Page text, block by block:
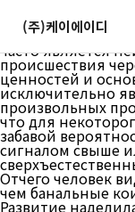
(주)케이에이디
непредсказуемости
Человеческое
часто является
происшествия
ценностей и
исключительно
произвольных
что для
забавой
сигналом свыше
Отчего человек
чем банальные
Развитие